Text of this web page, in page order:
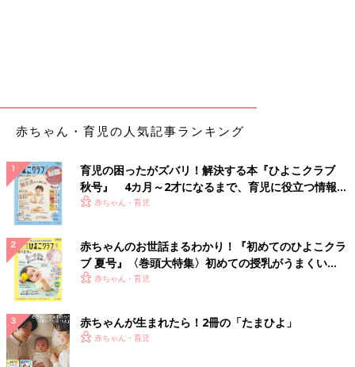
赤ちゃん・育児の人気記事ランキング
育児の困ったがズバリ！解決する本『ひよこクラブ
秋号』 4カ月～2才になるまで、育児に役立つ情報が
いっぱい！
赤ちゃん・育児
赤ちゃんのお世話まるわかり！『初めてのひよこクラ
ブ 夏号』〈巻頭大特集〉初めての授乳がうまくい
く！ おっぱい・ミルクの基本と夏のトラブル 解決テ
赤ちゃん・育児
赤ちゃんが生まれたら！2冊の「たまひよ」
赤ちゃん・育児